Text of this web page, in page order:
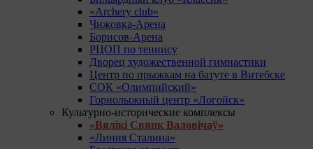
«Archery club»
Чижовка-Арена
Борисов-Арена
РЦОП по теннису
Дворец художественной гимнастики
Центр по прыжкам на батуте в Витебске
СОК «Олимпийский»
Горнолыжный центр «Логойск»
Культурно-исторические комплексы
«Вялікі Свяцк Валовічаў»
«Линия Сталина»